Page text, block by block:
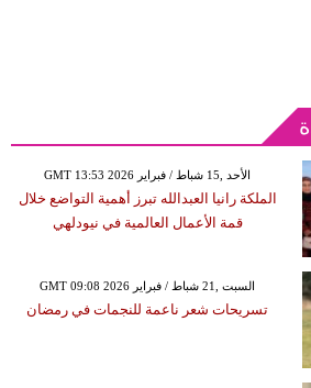
GMT 13:53 2026 الأحد ,15 شباط / فبراير
الملكة رانيا العبدالله تبرز أهمية التواضع خلال
قمة الأعمال العالمية في نيودلهي
GMT 09:08 2026 السبت ,21 شباط / فبراير
تسريحات شعر ناعمة للنجمات في رمضان